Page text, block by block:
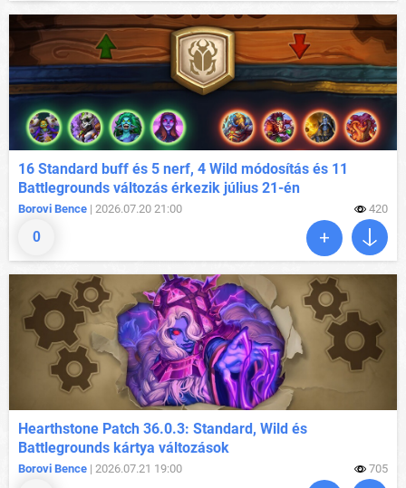
0
16 Standard buff és 5 nerf, 4 Wild módosítás és 11
Battlegrounds változás érkezik július 21-én
Borovi Bence | 2026.07.20 21:00 420
Hearthstone Patch 36.0.3: Standard, Wild és
Battlegrounds kártya változások
Borovi Bence | 2026.07.21 19:00 705